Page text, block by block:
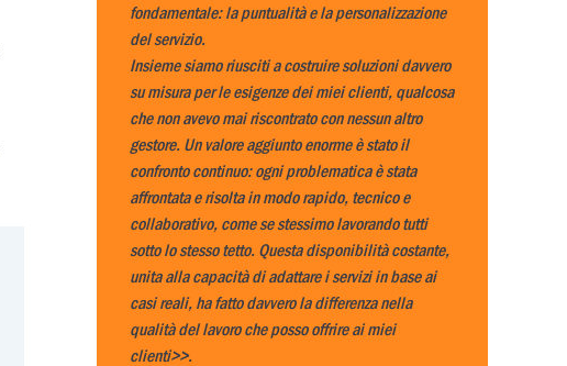
fondamentale: la puntualità e la personalizzazione
del servizio.
Insieme siamo riusciti a costruire soluzioni davvero
su misura per le esigenze dei miei clienti, qualcosa
che non avevo mai riscontrato con nessun altro
gestore. Un valore aggiunto enorme è stato il
confronto continuo: ogni problematica è stata
affrontata e risolta in modo rapido, tecnico e
collaborativo, come se stessimo lavorando tutti
sotto lo stesso tetto. Questa disponibilità costante,
unita alla capacità di adattare i servizi in base ai
casi reali, ha fatto davvero la differenza nella
qualità del lavoro che posso offrire ai miei
clienti>>.